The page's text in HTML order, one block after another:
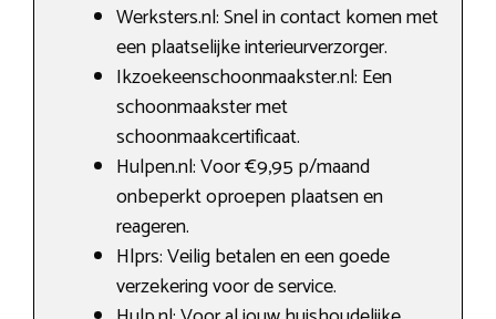
Werksters.nl: Snel in contact komen met
een plaatselijke interieurverzorger.
Ikzoekeenschoonmaakster.nl: Een
schoonmaakster met
schoonmaakcertificaat.
Hulpen.nl: Voor €9,95 p/maand
onbeperkt oproepen plaatsen en
reageren.
Hlprs: Veilig betalen en een goede
verzekering voor de service.